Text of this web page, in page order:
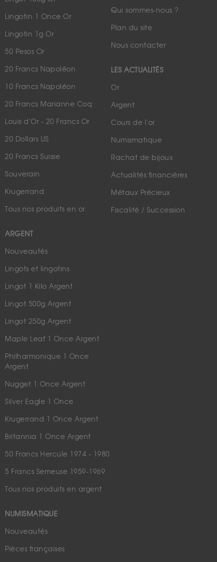
Lingotin 1 Once Or
Lingotin 1g Or
50 Pesos Or
20 Francs Napoléon
10 Francs Napoléon
20 Francs Marianne Coq
Louis d'Or - 20 Francs Or
20 Dollars US
20 Francs Suisse
Souverain
Krugerrand
Tous nos produits en or
ARGENT
Nouveautés
Lingots et lingotins
Lingot 1 Kilo Argent
Lingot 500g Argent
Lingot 250g Argent
Maple Leaf 1 Once Argent
Philharmonique 1 Once
Argent
Nugget 1 Once Argent
Silver Eagle 1 Once
Krugerrand 1 Once Argent
Britannia 1 Once Argent
50 Francs Hercule 1974 - 1980
5 Francs Semeuse 1959-1969
Tous nos produits en argent
NUMISMATIQUE
Nouveautés
Pièces françaises
Qui sommes-nous ?
Plan du site
Nous contacter
LES ACTUALITÉS
Or
Argent
Cours de l'or
Numismatique
Rachat de bijoux
Actualités financières
Métaux Précieux
Fiscalité / Succession